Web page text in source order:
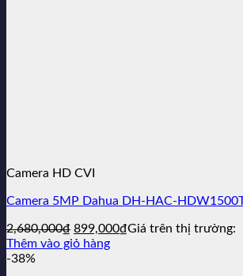
Camera HD CVI
Camera 5MP Dahua DH-HAC-
2,680,000₫ Giá
gốc
899,000₫Giá
Giá trên thị trường:
Thêm vào giỏ hàng
-38%